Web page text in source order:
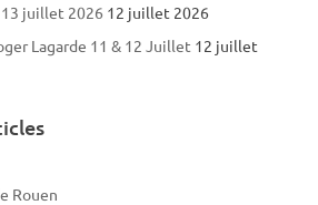
13 juillet 2026 12 juillet 2026
Lagarde 11 & 12 Juillet 12 juillet
Rouen